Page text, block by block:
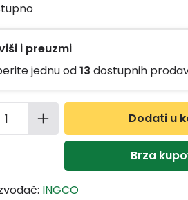
i preuzmi
jednu od13 dostupnih
proizvoda: Dodati u
Brza
INGCO